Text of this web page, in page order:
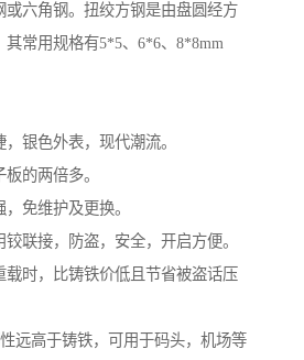
或六角钢。扭绞方钢是由盘圆经方
其常用规格有5*5、6*6、8*8mm
银色外表，现代潮流。
的两倍多。
免维护及更换。
联接，防盗，安全，开启方便。
载时，比铸铁价低且节省被盗话压
远高于铸铁，可用于码头，机场等